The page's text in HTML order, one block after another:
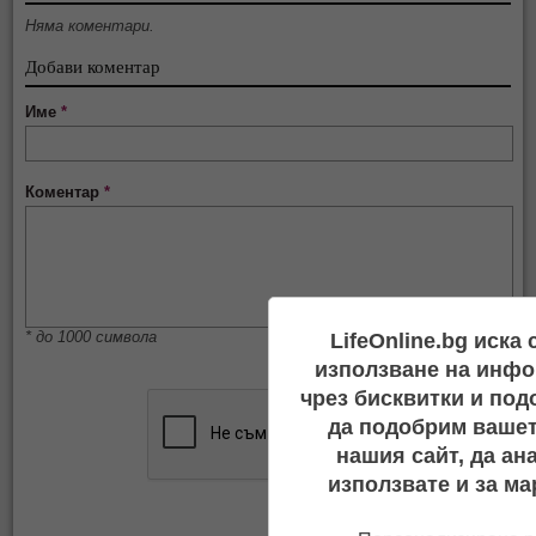
Няма коментари.
Добави коментар
Име*
Коментар*
* до 1000 символа
LifeOnline.bg иска
използване на
чрез бисквитки и
да подобрим
нашия сайт, да
използвате и за